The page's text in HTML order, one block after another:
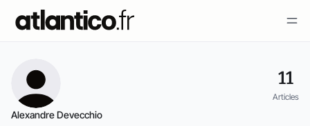
11
Articles
Alexandre Devecchio